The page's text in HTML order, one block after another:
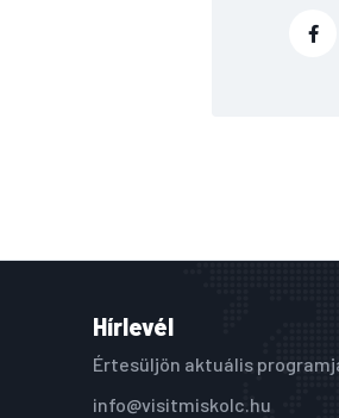
Hírlevél
Értesüljön aktuális
info@visitmiskolc.hu